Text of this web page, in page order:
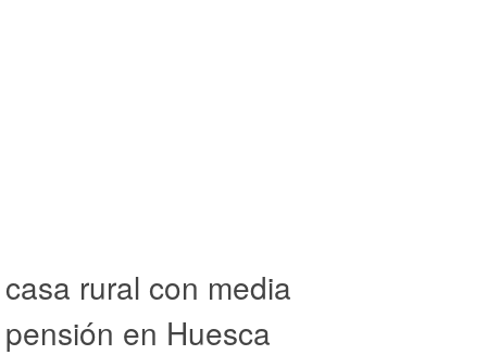
casa rural con media
pensión en Huesca